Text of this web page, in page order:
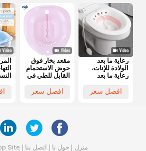
رعاية ما بعد
الولادة للإناث،
رعاية ما بعد
الشرجية، مقعد
بخار يوني قابل
افضل سعر
مقعد بخار فوق
حوض الاستحمام
القابل للطي في
بجوار المقعد
افضل سعر
منزل حول نا اتصل بنا Site